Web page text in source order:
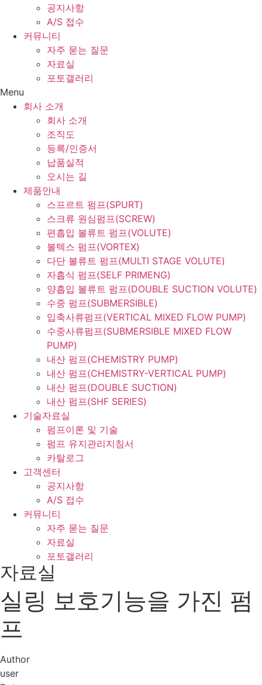
공지사항
A/S 접수
커뮤니티
자주 묻는 질문
자료실
포토갤러리
Menu
회사 소개
회사 소개
조직도
등록/인증서
납품실적
오시는 길
제품안내
스프르트 펌프(SPURT)
스크류 원심펌프(SCREW)
편흡입 볼류트 펌프(VOLUTE)
볼텍스 펌프(VORTEX)
다단 볼류트 펌프(MULTI STAGE VOLUTE)
자흡식 펌프(SELF PRIMENG)
양흡입 볼류트 펌프(DOUBLE SUCTION VOLUTE)
수중 펌프(SUBMERSIBLE)
입축사류펌프(VERTICAL MIXED FLOW PUMP)
수중사류펌프(SUBMERSIBLE MIXED FLOW
PUMP)
내산 펌프(CHEMISTRY PUMP)
내산 펌프(CHEMISTRY-VERTICAL PUMP)
내산 펌프(DOUBLE SUCTION)
내산 펌프(SHF SERIES)
기술자료실
펌프이론 및 기술
펌프 유지관리지침서
카탈로그
고객센터
공지사항
A/S 접수
커뮤니티
자주 묻는 질문
자료실
포토갤러리
자료실
실링 보호기능을 가진 펌
프
Author
user